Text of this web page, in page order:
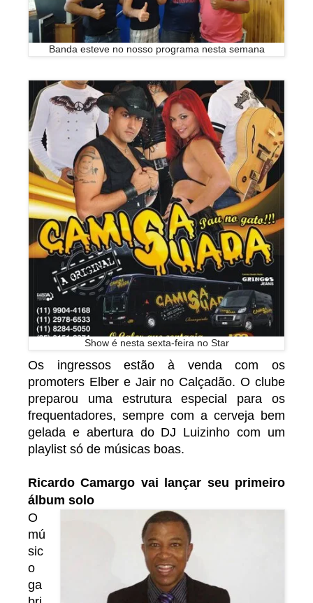
Banda esteve no nosso programa nesta semana
Show é nesta sexta-feira no Star
Os ingressos estão à venda com os
promoters Elber e Jair no Calçadão. O clube
preparou uma estrutura especial para os
frequentadores, sempre com a cerveja bem
gelada e abertura do DJ Luizinho com um
playlist só de músicas boas.
Ricardo Camargo vai lançar seu primeiro
álbum solo
O
mú
sic
o
ga